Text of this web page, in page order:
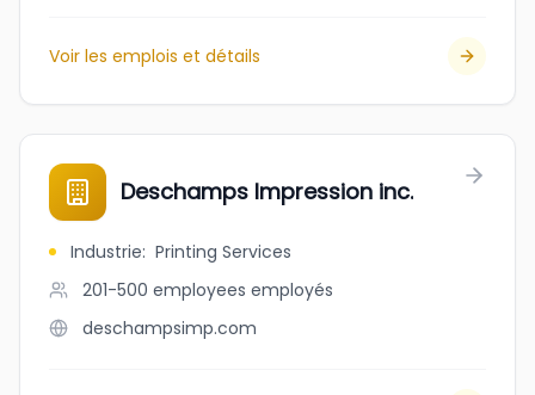
Voir les emplois et détails
Deschamps Impression inc.
Industrie: Printing Services
201-500 employees employés
deschampsimp.com